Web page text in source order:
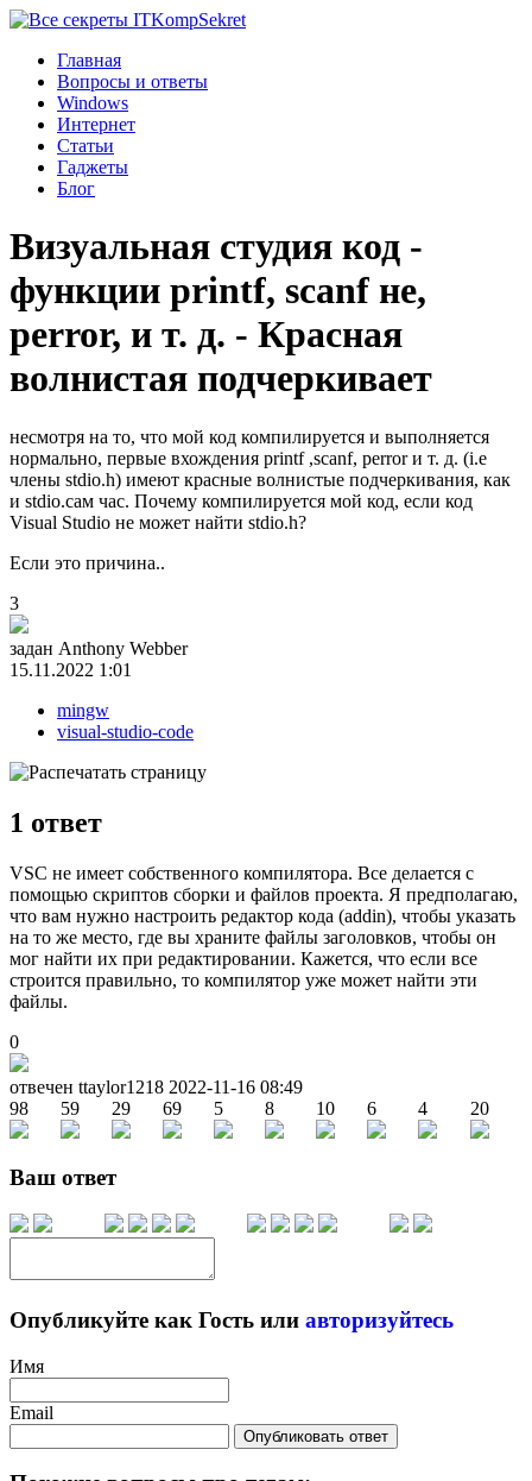
KompSekret
Главная
Вопросы и ответы
Windows
Интернет
Статьи
Гаджеты
Блог
Визуальная студия код -
функции printf, scanf не,
perror, и т. д. - Красная
волнистая подчеркивает
несмотря на то, что мой код компилируется и выполняется
нормально, первые вхождения printf ,scanf, perror и т. д. (i.e
члены stdio.h) имеют красные волнистые подчеркивания, как
и stdio.сам час. Почему компилируется мой код, если код
Visual Studio не может найти stdio.h?
Если это причина..
3
задан Anthony Webber
15.11.2022 1:01
mingw
visual-studio-code
1 ответ
VSC не имеет собственного компилятора. Все делается с
помощью скриптов сборки и файлов проекта. Я предполагаю,
что вам нужно настроить редактор кода (addin), чтобы указать
на то же место, где вы храните файлы заголовков, чтобы он
мог найти их при редактировании. Кажется, что если все
строится правильно, то компилятор уже может найти эти
файлы.
0
отвечен ttaylor1218 2022-11-16 08:49
98
59 29 69 5 8 10 6 4 20
Ваш ответ
Опубликуйте как Гость или авторизуйтесь
Имя
Email
Опубликовать ответ